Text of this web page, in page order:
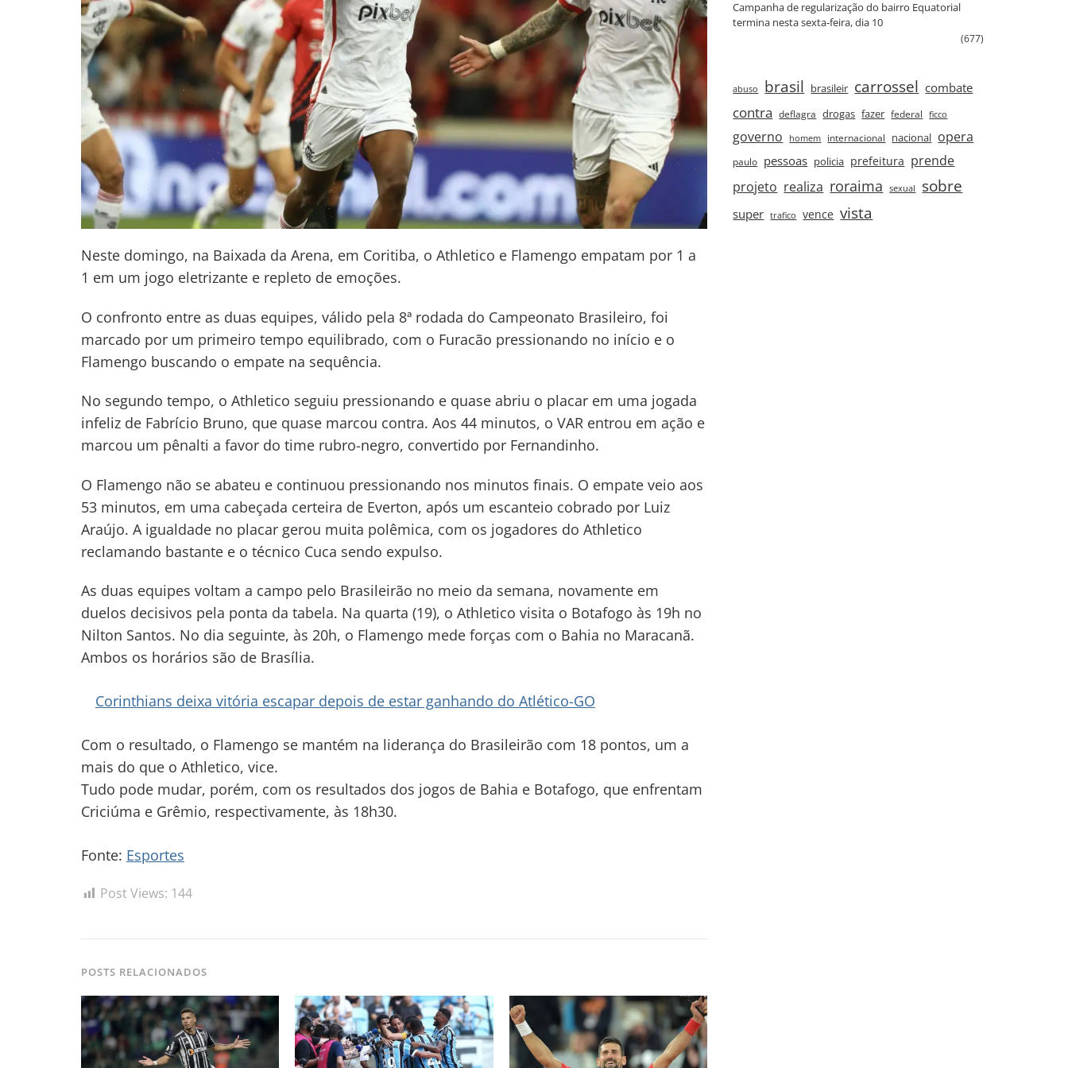
Neste domingo, na Baixada da Arena, em Coritiba, o Athletico e Flamengo empatam por 1 a
1 em um jogo eletrizante e repleto de emoções.
O confronto entre as duas equipes, válido pela 8ª rodada do Campeonato Brasileiro, foi
marcado por um primeiro tempo equilibrado, com o Furacão pressionando no início e o
Flamengo buscando o empate na sequência.
No segundo tempo, o Athletico seguiu pressionando e quase abriu o placar em uma jogada
infeliz de Fabrício Bruno, que quase marcou contra. Aos 44 minutos, o VAR entrou em ação e
marcou um pênalti a favor do time rubro-negro, convertido por Fernandinho.
O Flamengo não se abateu e continuou pressionando nos minutos finais. O empate veio aos
53 minutos, em uma cabeçada certeira de Everton, após um escanteio cobrado por Luiz
Araújo. A igualdade no placar gerou muita polêmica, com os jogadores do Athletico
reclamando bastante e o técnico Cuca sendo expulso.
As duas equipes voltam a campo pelo Brasileirão no meio da semana, novamente em
duelos decisivos pela ponta da tabela. Na quarta (19), o Athletico visita o Botafogo às 19h no
Nilton Santos. No dia seguinte, às 20h, o Flamengo mede forças com o Bahia no Maracanã.
Ambos os horários são de Brasília.
Corinthians deixa vitória escapar depois de estar ganhando do Atlético-GO
Com o resultado, o Flamengo se mantém na liderança do Brasileirão com 18 pontos, um a
mais do que o Athletico, vice.
Tudo pode mudar, porém, com os resultados dos jogos de Bahia e Botafogo, que enfrentam
Criciúma e Grêmio, respectivamente, às 18h30.
Fonte: Esportes
Post Views: 144
POSTS RELACIONADOS
Navegação
Campanha de regularização do bairro Equatorial
termina nesta sexta‑feira, dia 10
(677)
abuso brasil brasileir carrossel combate
contra deflagra drogas fazer federal ficco
governo homem internacional nacional opera
paulo pessoas policia prefeitura prende
projeto realiza roraima sexual sobre
super trafico vence vista